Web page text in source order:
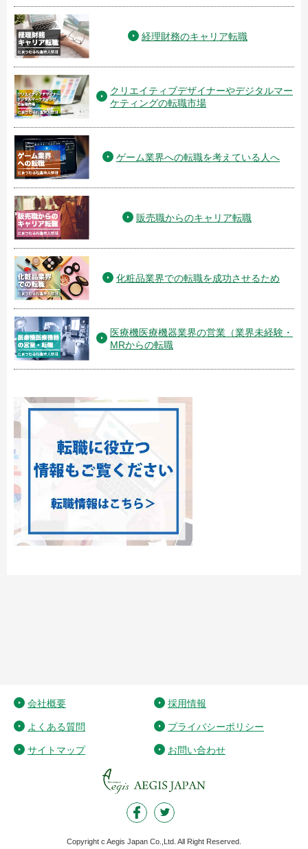
経理財務のキャリア転職
クリエイティブデザイナーやデジタルマー
ケティングの転職市場
ゲーム業界への転職を考えている人へ
販売職からのキャリア転職
化粧品業界での転職を成功させるため
医療機医療機器業界の営業（業界未経験・
MRからの転職
会社概要 採用情報
よくある質問 プライバシーポリシー
サイトマップ お問い合わせ
Copyright c Aegis Japan Co.,Ltd. All Right Reserved.